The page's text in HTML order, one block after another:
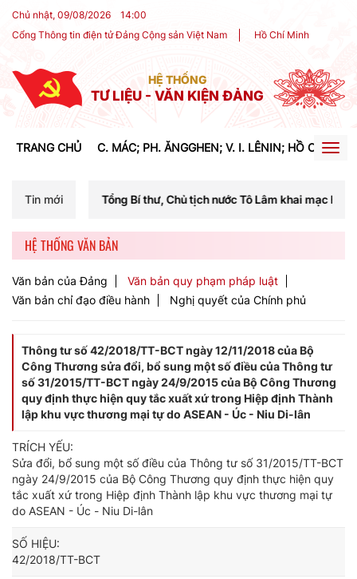
Chủ nhật, 09/08/2026 14:00
Cổng Thông tin điện tử Đảng Cộng sản Việt Nam
Hồ Chí Minh
HỆ THỐNG
TƯ LIỆU - VĂN KIỆN ĐẢNG
TRANG CHỦ C. MÁC; PH. ĂNGGHEN; V. I. LÊNIN; HỒ CHÍ
Tin mới
Bí thư, Chủ tịch nước Tô Lâm khai mạc Hội nghị Trung ương
HỆ THỐNG VĂN BẢN
Văn bản của Đảng
Văn bản quy phạm pháp luật
Văn bản chỉ đạo điều hành
Nghị quyết của Chính phủ
Thông tư số 42/2018/TT-BCT ngày 12/11/2018 của Bộ
Công Thương sửa đổi, bổ sung một số điều của Thông tư
số 31/2015/TT-BCT ngày 24/9/2015 của Bộ Công Thương
quy định thực hiện quy tắc xuất xứ trong Hiệp định Thành
lập khu vực thương mại tự do ASEAN - Úc - Niu Di-lân
TRÍCH YẾU:
Sửa đổi, bổ sung một số điều của Thông tư số 31/2015/TT-BCT
ngày 24/9/2015 của Bộ Công Thương quy định thực hiện quy
tắc xuất xứ trong Hiệp định Thành lập khu vực thương mại tự
do ASEAN - Úc - Niu Di-lân
SỐ HIỆU:
42/2018/TT-BCT